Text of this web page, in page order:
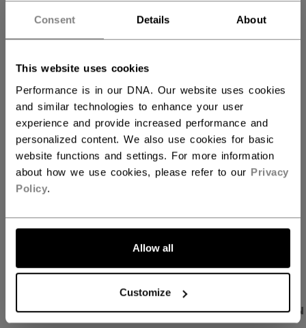
Consent Details About
This website uses cookies
Performance is in our DNA. Our website uses cookies
and similar technologies to enhance your user
experience and provide increased performance and
personalized content. We also use cookies for basic
website functions and settings. For more information
about how we use cookies, please refer to our Privacy
Policy.
Allow all
Customize
not.available
MENGE
IN DEN WARENKORB
FILIALVERFÜGBARKEIT
Versandbestimmungen
Kostenfreie Rücksendungen
PRODUKTFOTOS BESCHREIBUNG ANGABEN